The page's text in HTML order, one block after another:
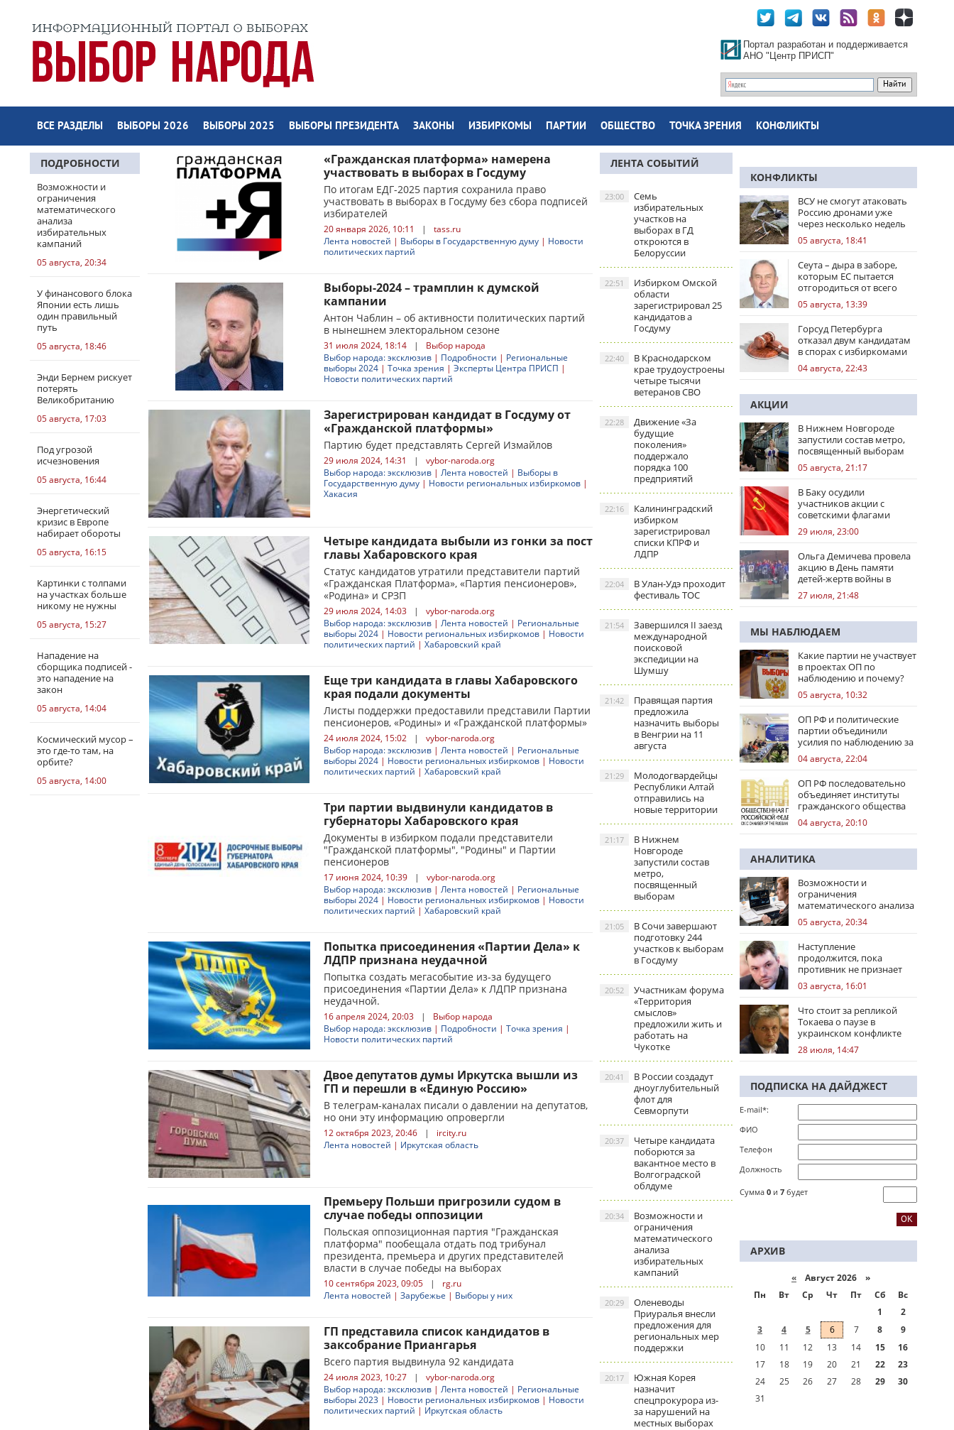
Портал разработан и поддерживается
АНО "Центр ПРИСП"
ВСЕ РАЗДЕЛЫ ВЫБОРЫ 2026 ВЫБОРЫ 2025 ВЫБОРЫ ПРЕЗИДЕНТА ЗАКОНЫ ИЗБИРКОМЫ ПАРТИИ ОБЩЕСТВО ТОЧКА ЗРЕНИЯ КОНФЛИКТЫ
ПОДРОБНОСТИ
Возможности и
ограничения
математического
анализа
избирательных
кампаний
05 августа, 20:34
У финансового блока
Японии есть лишь
один правильный
путь
05 августа, 18:46
Энди Бернем рискует
потерять
Великобританию
05 августа, 17:03
Под угрозой
исчезновения
05 августа, 16:44
Энергетический
кризис в Европе
набирает обороты
05 августа, 16:15
Картинки с толпами
на участках больше
никому не нужны
05 августа, 15:27
Нападение на
сборщика подписей -
это нападение на
закон
05 августа, 14:04
Космический мусор –
это где-то там, на
орбите?
05 августа, 14:00
«Гражданская платформа» намерена
участвовать в выборах в Госдуму
По итогам ЕДГ-2025 партия сохранила право
участвовать в выборах в Госдуму без сбора подписей
избирателей
20 января 2026, 10:11 |
tass.ru
Лента новостей | Выборы в Государственную думу | Новости
политических партий
Выборы-2024 – трамплин к думской
кампании
Антон Чаблин – об активности политических партий
в нынешнем электоральном сезоне
31 июля 2024, 18:14 |
Выбор народа
Выбор народа: эксклюзив | Подробности | Региональные
выборы 2024 | Точка зрения | Эксперты Центра ПРИСП |
Новости политических партий
Зарегистрирован кандидат в Госдуму от
«Гражданской платформы»
Партию будет представлять Сергей Измайлов
29 июля 2024, 14:31 |
vybor-naroda.org
Выбор народа: эксклюзив | Лента новостей | Выборы в
Государственную думу | Новости региональных избиркомов |
Хакасия
Четыре кандидата выбыли из гонки за пост
главы Хабаровского края
Статус кандидатов утратили представители партий
«Гражданская Платформа», «Партия пенсионеров»,
«Родина» и СРЗП
29 июля 2024, 14:03 |
vybor-naroda.org
Выбор народа: эксклюзив | Лента новостей | Региональные
выборы 2024 | Новости региональных избиркомов | Новости
политических партий | Хабаровский край
Еще три кандидата в главы Хабаровского
края подали документы
Листы поддержки предоставили представили Партии
пенсионеров, «Родины» и «Гражданской платформы»
24 июля 2024, 15:02 |
vybor-naroda.org
Выбор народа: эксклюзив | Лента новостей | Региональные
выборы 2024 | Новости региональных избиркомов | Новости
политических партий | Хабаровский край
Три партии выдвинули кандидатов в
губернаторы Хабаровского края
Документы в избирком подали представители
"Гражданской платформы", "Родины" и Партии
пенсионеров
17 июня 2024, 10:39 |
vybor-naroda.org
Выбор народа: эксклюзив | Лента новостей | Региональные
выборы 2024 | Новости региональных избиркомов | Новости
политических партий | Хабаровский край
Попытка присоединения «Партии Дела» к
ЛДПР признана неудачной
Попытка создать мегасобытие из-за будущего
присоединения «Партии Дела» к ЛДПР признана
неудачной.
16 апреля 2024, 20:03 |
Выбор народа
Выбор народа: эксклюзив | Подробности | Точка зрения |
Новости политических партий
Двое депутатов думы Иркутска вышли из
ГП и перешли в «Единую Россию»
В телеграм-каналах писали о давлении на депутатов,
но они эту информацию опровергли
12 октября 2023, 20:46 |
ircity.ru
Лента новостей | Иркутская область
Премьеру Польши пригрозили судом в
случае победы оппозиции
Польская оппозиционная партия "Гражданская
платформа" пообещала отдать под трибунал
президента, премьера и других представителей
власти в случае победы на выборах
10 сентября 2023, 09:05 |
rg.ru
Лента новостей | Зарубежье | Выборы у них
ГП представила список кандидатов в
заксобрание Приангарья
Всего партия выдвинула 92 кандидата
24 июля 2023, 10:27 |
vybor-naroda.org
Выбор народа: эксклюзив | Лента новостей | Региональные
выборы 2023 | Новости региональных избиркомов | Новости
политических партий | Иркутская область
ЛЕНТА СОБЫТИЙ
Семь
избирательных
участков на
выборах в ГД
откроются в
Белоруссии
23:00
Избирком Омской
области
зарегистрировал 25
кандидатов а
Госдуму
22:51
В Краснодарском
крае трудоустроены
четыре тысячи
ветеранов СВО
22:40
Движение «За
будущие
поколения»
поддержало
порядка 100
предприятий
22:28
Калининградский
избирком
зарегистрировал
списки КПРФ и
ЛДПР
22:16
В Улан-Удэ проходит
фестиваль ТОС
22:04
Завершился II заезд
международной
поисковой
экспедиции на
Шумшу
21:54
Правящая партия
предложила
назначить выборы
в Венгрии на 11
августа
21:42
Молодогвардейцы
Республики Алтай
отправились на
новые территории
21:29
В Нижнем
Новгороде
запустили состав
метро,
посвященный
выборам
21:17
В Сочи завершают
подготовку 244
участков к выборам
в Госдуму
21:05
Участникам форума
«Территория
смыслов»
предложили жить и
работать на
Чукотке
20:52
В России создадут
дноуглубительный
флот для
Севморпути
20:41
Четыре кандидата
поборются за
вакантное место в
Волгоградской
облдуме
20:37
Возможности и
ограничения
математического
анализа
избирательных
кампаний
20:34
Оленеводы
Приуралья внесли
предложения для
региональных мер
поддержки
20:29
Южная Корея
назначит
спецпрокурора из-
за нарушений на
местных выборах
20:17
КОНФЛИКТЫ
ВСУ не смогут атаковать
Россию дронами уже
через несколько недель
05 августа, 18:41
Сеута – дыра в заборе,
которым ЕС пытается
отгородиться от всего
мира
05 августа, 13:39
Горсуд Петербурга
отказал двум кандидатам
в спорах с избиркомами
04 августа, 22:43
АКЦИИ
В Нижнем Новгороде
запустили состав метро,
посвященный выборам
05 августа, 21:17
В Баку осудили
участников акции с
советскими флагами
29 июля, 23:00
Ольга Демичева провела
акцию в День памяти
детей-жертв войны в
Донбассе
27 июля, 21:48
МЫ НАБЛЮДАЕМ
Какие партии не участвует
в проектах ОП по
наблюдению и почему?
05 августа, 10:32
ОП РФ и политические
партии объединили
усилия по наблюдению за
выборами
04 августа, 22:04
ОП РФ последовательно
объединяет институты
гражданского общества
04 августа, 20:10
АНАЛИТИКА
Возможности и
ограничения
математического анализа
избирательных кампаний
05 августа, 20:34
Наступление
продолжится, пока
противник не признает
стратегическое
поражение
03 августа, 16:01
Что стоит за репликой
Токаева о паузе в
украинском конфликте
28 июля, 14:47
ПОДПИСКА НА ДАЙДЖЕСТ
E-mail*:
ФИО
Телефон
Должность
Сумма 0 и 7 будет
АРХИВ
« Август 2026 »
Пн
Вт Ср Чт Пт Сб
Вс
1
2
3
4 5 6 7 8
9
10
11 12 13 14 15
16
17
18 19 20 21 22
23
24
25 26 27 28 29
30
31